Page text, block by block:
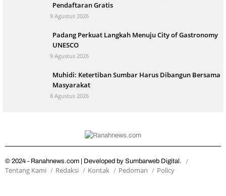
Pendaftaran Gratis
9 Agustus 2026
Padang Perkuat Langkah Menuju City of Gastronomy
UNESCO
9 Agustus 2026
Muhidi: Ketertiban Sumbar Harus Dibangun Bersama
Masyarakat
8 Agustus 2026
© 2024 - Ranahnews.com | Developed by Sumbarweb Digital.
Tentang Kami Redaksi Kontak Pedoman Policy